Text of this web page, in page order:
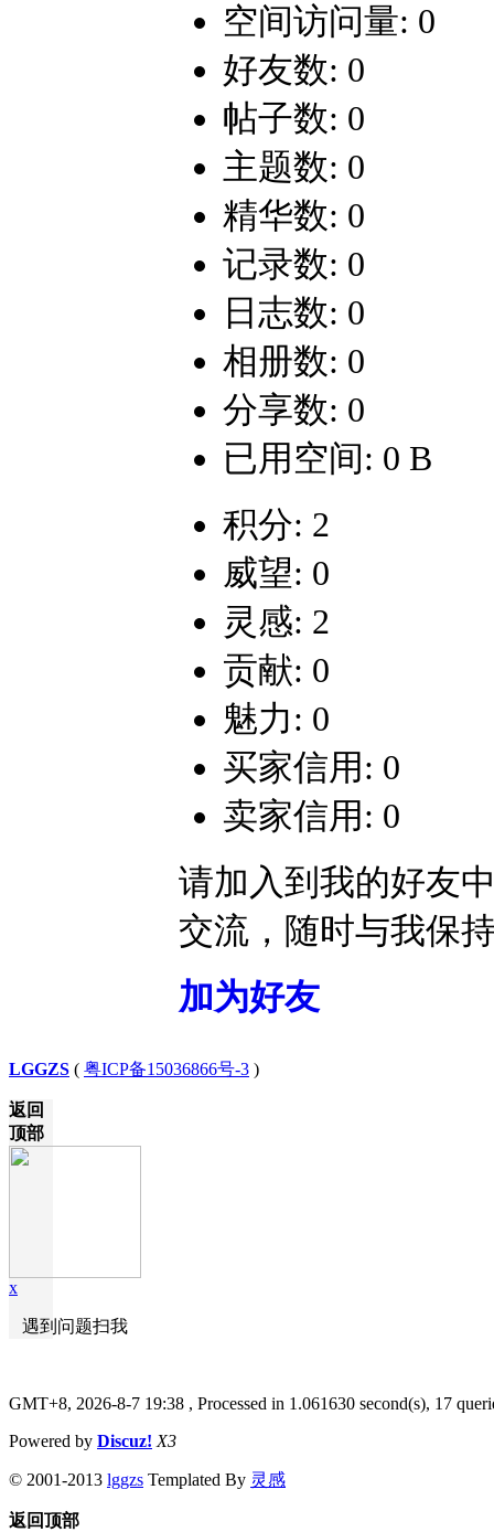
空间访问量: 0
好友数: 0
帖子数: 0
主题数: 0
精华数: 0
记录数: 0
日志数: 0
相册数: 0
分享数: 0
已用空间: 0 B
积分: 2
威望: 0
灵感: 2
贡献: 0
魅力: 0
买家信用: 0
卖家信用: 0
请加入到我的好友
交流，随时与我保
加为好友
LGGZS ( 粤ICP备15036866号-3 )
返回
顶部
x
遇到问题扫我
GMT+8, 2026-8-7 19:38 , Processed in 1.061630 second(s), 17
Powered by Discuz! X3
© 2001-2013 lggzs Templated By 灵感
返回顶部